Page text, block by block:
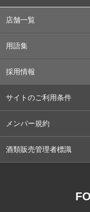
店舗一覧
用語集
採用情報
サイトのご利用条件
メンバー規約
酒類販売管理者標識